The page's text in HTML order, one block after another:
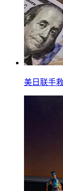
美日联手